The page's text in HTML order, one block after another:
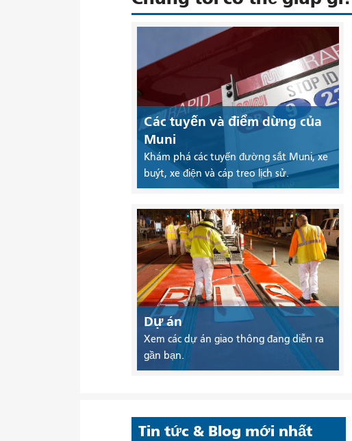
Các tuyến và điểm dừng của
Muni
Khám phá các tuyến đường sắt Muni, xe
buýt, xe điện và cáp treo lịch sử.
Dự án
Xem các dự án giao thông đang diễn ra
gần bạn.
Tin tức & Blog mới nhất